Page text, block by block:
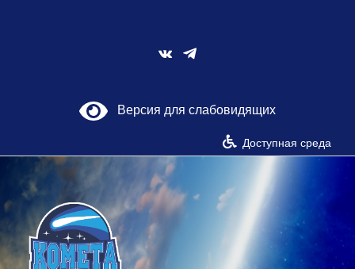
Vk
Версия для слабовидящих
Доступная среда